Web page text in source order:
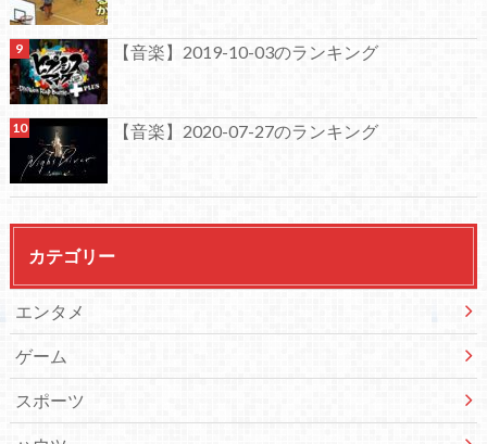
【音楽】2019-10-03のランキング
【音楽】2020-07-27のランキング
カテゴリー
エンタメ
ゲーム
スポーツ